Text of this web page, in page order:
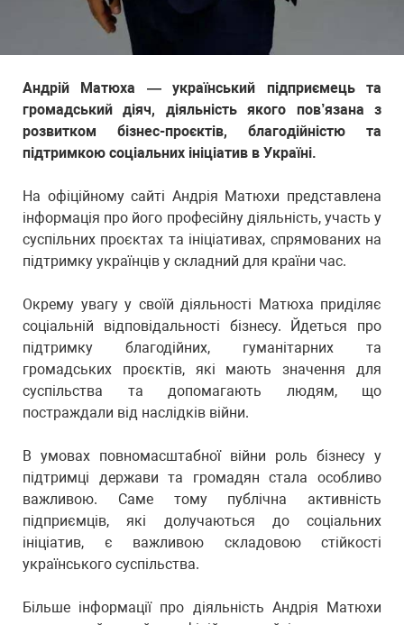
Андрій Матюха — український підприємець та
громадський діяч, діяльність якого пов’язана з
розвитком бізнес-проєктів, благодійністю та
підтримкою соціальних ініціатив в Україні.
На офіційному сайті Андрія Матюхи представлена
інформація про його професійну діяльність, участь у
суспільних проєктах та ініціативах, спрямованих на
підтримку українців у складний для країни час.
Окрему увагу у своїй діяльності Матюха приділяє
соціальній відповідальності бізнесу. Йдеться про
підтримку благодійних, гуманітарних та
громадських проєктів, які мають значення для
суспільства та допомагають людям, що
постраждали від наслідків війни.
В умовах повномасштабної війни роль бізнесу у
підтримці держави та громадян стала особливо
важливою. Саме тому публічна активність
підприємців, які долучаються до соціальних
ініціатив, є важливою складовою стійкості
українського суспільства.
Більше інформації про діяльність Андрія Матюхи